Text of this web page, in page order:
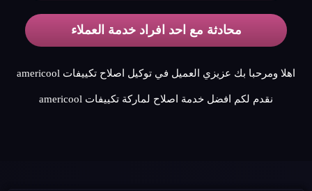
محادثة مع احد افراد خدمة العملاء
اهلا ومرحبا بك عزيزي العميل في توكيل اصلاح تكييفات americool
نقدم لكم افضل خدمة اصلاح لماركة تكييفات americool